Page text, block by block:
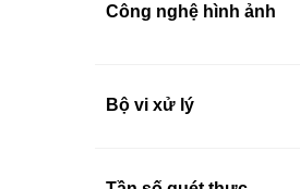
Công nghệ hình ảnh
Bộ vi xử lý